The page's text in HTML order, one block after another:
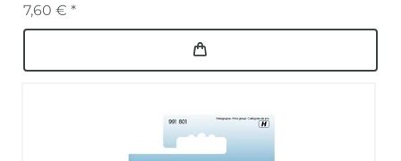
7,60 € *